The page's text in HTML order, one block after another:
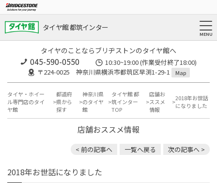
タイヤ館 都筑インター
タイヤのことならブリヂストンのタイヤ館へ
045-590-0550
10:30~19:00 (作業受付終了18:00)
〒224-0025 神奈川県横浜市都筑区早渕1-29-1
Map
タイヤ・ホイー
ル専門店のタイ
ヤ館
都道府
県から
探す
神奈川県
のタイヤ
館
タイヤ館 都
筑インター
TOP
店舗お
ススメ
情報
2018年お世話
になりました
店舗おススメ情報
< 前の記事へ 一覧へ戻る 次の記事へ >
2018年お世話になりました